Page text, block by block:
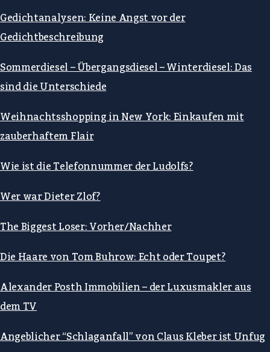
Gedichtanalysen: Keine Angst vor der
Gedichtbeschreibung
Sommerdiesel – Übergangsdiesel – Winterdiesel: Das
sind die Unterschiede
Weihnachtsshopping in New York: Einkaufen mit
zauberhaftem Flair
Wie ist die Telefonnummer der Ludolfs?
Wer war Dieter Zlof?
The Biggest Loser: Vorher/Nachher
Die Haare von Tom Buhrow: Echt oder Toupet?
Alexander Posth Immobilien – der Luxusmakler aus
dem TV
Angeblicher “Schlaganfall” von Claus Kleber ist Unfug